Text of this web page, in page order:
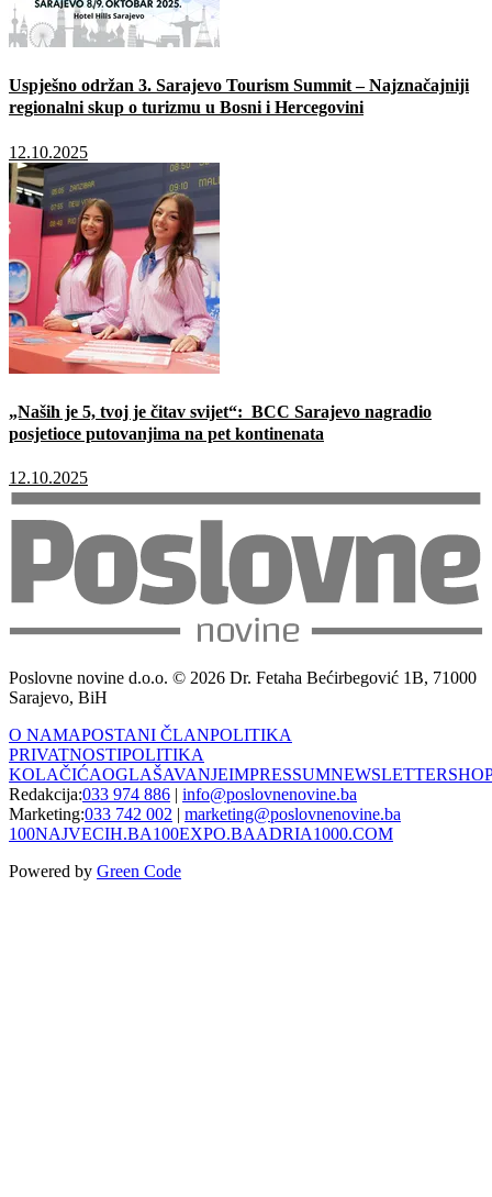
Uspješno održan 3. Sarajevo Tourism Summit – Najznačajniji
regionalni skup o turizmu u Bosni i Hercegovini
12.10.2025
„Naših je 5, tvoj je čitav svijet“: BCC Sarajevo nagradio
posjetioce putovanjima na pet kontinenata
12.10.2025
Poslovne novine d.o.o. © 2026 Dr. Fetaha Bećirbegović 1B, 71000
Sarajevo, BiH
O NAMAPOSTANI ČLANPOLITIKA
PRIVATNOSTIPOLITIKA
KOLAČIĆAOGLAŠAVANJEIMPRESSUMNEWSLETTER
Redakcija:033 974 886 | info@poslovnenovine.ba
Marketing:033 742 002 | marketing@poslovnenovine.ba
100NAJVECIH.BA100EXPO.BAADRIA1000.COM
Powered by Green Code